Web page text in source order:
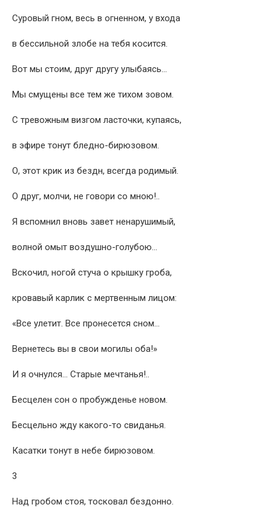
Суровый гном, весь в огненном, у входа
в бессильной злобе на тебя косится.
Вот мы стоим, друг другу улыбаясь…
Мы смущены все тем же тихом зовом.
С тревожным визгом ласточки, купаясь,
в эфире тонут бледно-бирюзовом.
О, этот крик из бездн, всегда родимый.
О друг, молчи, не говори со мною!..
Я вспомнил вновь завет ненарушимый,
волной омыт воздушно-голубою…
Вскочил, ногой стуча о крышку гроба,
кровавый карлик с мертвенным лицом:
«Все улетит. Все пронесется сном…
Вернетесь вы в свои могилы оба!»
И я очнулся… Старые мечтанья!..
Бесцелен сон о пробужденье новом.
Бесцельно жду какого-то свиданья.
Касатки тонут в небе бирюзовом.
3
Над гробом стоя, тосковал бездонно.